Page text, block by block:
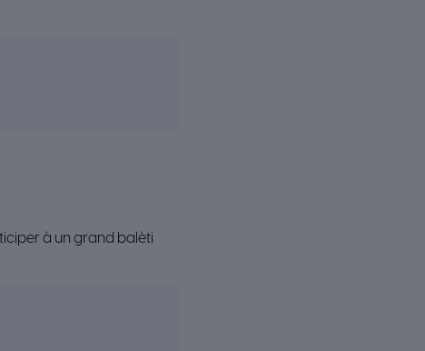
à un grand balèti